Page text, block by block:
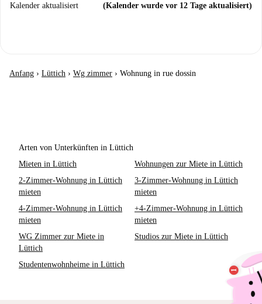
Kalender aktualisiert (Kalender wurde vor 12 Tage aktualisiert)
Anfang › Lüttich › Wg zimmer › Wohnung in rue dossin
Arten von Unterkünften in Lüttich
Mieten in Lüttich
Wohnungen zur Miete in Lüttich
2-Zimmer-Wohnung in Lüttich
mieten
3-Zimmer-Wohnung in Lüttich
mieten
4-Zimmer-Wohnung in Lüttich
mieten
+4-Zimmer-Wohnung in Lüttich
mieten
WG Zimmer zur Miete in
Lüttich
Studios zur Miete in Lüttich
Studentenwohnheime in Lüttich